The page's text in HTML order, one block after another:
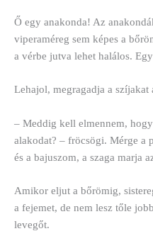
Ő egy anakonda! Az
viperaméreg sem képes a
a vérbe jutva lehet halálos.
Lehajol, megragadja a szíjakat
– Meddig kell elmennem,
alakodat? – fröcsögi. Mérge a
és a bajuszom, a szaga marja
Amikor eljut a bőrömig,
a fejemet, de nem lesz tőle
levegőt.